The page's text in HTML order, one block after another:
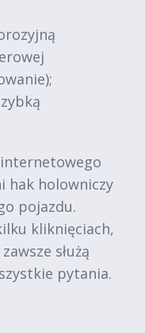
hak holowniczy
pojazdu.
kliknięciach,
służą
pytania.